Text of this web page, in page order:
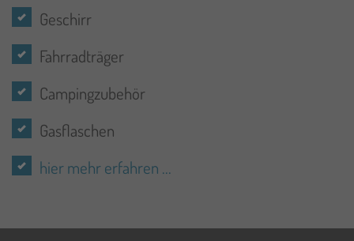
Geschirr
Fahrradträger
Campingzubehör
Gasflaschen
hier mehr erfahren ...